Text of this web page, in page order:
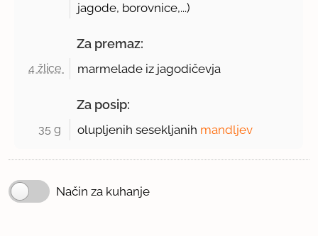
jagode, borovnice,...)
Za premaz:
4 žlice marmelade iz jagodičevja
Za posip:
35 g olupljenih sesekljanih mandljev
Način za kuhanje